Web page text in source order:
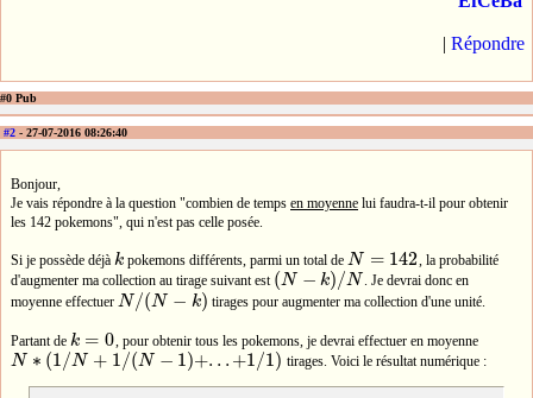
| Répondre
#0 Pub
#2 - 27-07-2016 08:26:40
Bonjour,
Je vais répondre à la question "combien de temps en moyenne lui faudra-t-il pour obtenir
les 142 pokemons", qui n'est pas celle posée.
Si je possède déjà k
k pokemons différents, parmi un total deN = 142
N= 142
, la probabilité
d'augmenter ma collection au tirage suivant est (N − k)/N
(N− k)/N
. Je devrai donc en
moyenne effectuer N /(N − k)
N/ N−k) tirages pour augmenter ma collection d'une unité.
Partant de k = 0
k= 0
, pour obtenir tous les pokemons, je devrai effectuer en moyenne
N ∗ (1/N + 1/(N − 1)+. . . +1/1)
N∗ (1 /N+1/(N −1 )+ .. .+1/ ) tirages. Voici le résultat numérique :